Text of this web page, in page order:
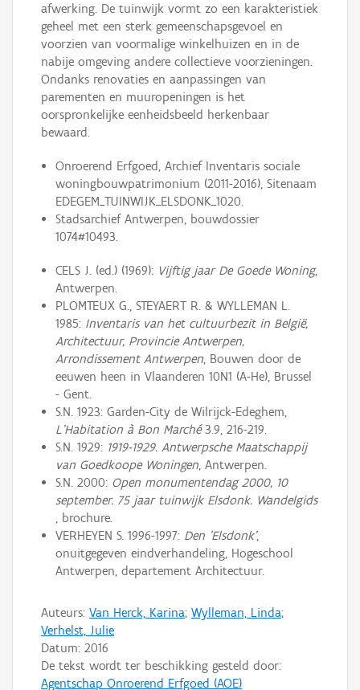
afwerking. De tuinwijk vormt zo een karakteristiek
geheel met een sterk gemeenschapsgevoel en
voorzien van voormalige winkelhuizen en in de
nabije omgeving andere collectieve voorzieningen.
Ondanks renovaties en aanpassingen van
parementen en muuropeningen is het
oorspronkelijke eenheidsbeeld herkenbaar
bewaard.
Onroerend Erfgoed, Archief Inventaris sociale
woningbouwpatrimonium (2011-2016), Sitenaam
EDEGEM_TUINWIJK_ELSDONK_1020.
Stadsarchief Antwerpen, bouwdossier
1074#10493.
CELS J. (ed.) (1969): Vijftig jaar De Goede Woning,
Antwerpen.
PLOMTEUX G., STEYAERT R. & WYLLEMAN L.
1985: Inventaris van het cultuurbezit in België,
Architectuur, Provincie Antwerpen,
Arrondissement Antwerpen, Bouwen door de
eeuwen heen in Vlaanderen 10N1 (A-He), Brussel
- Gent.
S.N. 1923: Garden-City de Wilrijck-Edeghem,
L’Habitation à Bon Marché3.9, 216-219.
S.N. 1929: 1919-1929. Antwerpsche Maatschappij
van Goedkoope Woningen, Antwerpen.
S.N. 2000: Open monumentendag 2000, 10
september. 75 jaar tuinwijk Elsdonk. Wandelgids
, brochure.
VERHEYEN S. 1996-1997: Den 'Elsdonk',
onuitgegeven eindverhandeling, Hogeschool
Antwerpen, departement Architectuur.
Auteurs: Van Herck, Karina; Wylleman, Linda;
Verhelst, Julie
Datum: 2016
De tekst wordt ter beschikking gesteld door:
Agentschap Onroerend Erfgoed (AOE)